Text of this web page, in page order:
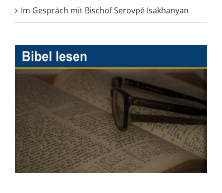
Im Gespräch mit Bischof Serovpé Isakhanyan